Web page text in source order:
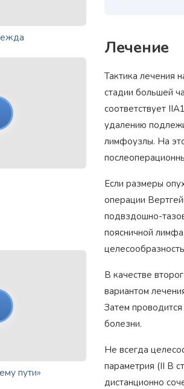
пути»
Лечение
Тактика лечения
стадии большей
соответствует
удалению
лимфоузлы. На
Если размеры
операции
подвздошно-
поясничной
В качестве
вариантом
Затем
болезни.
Не всегда
параметрия (II В
дистанционно